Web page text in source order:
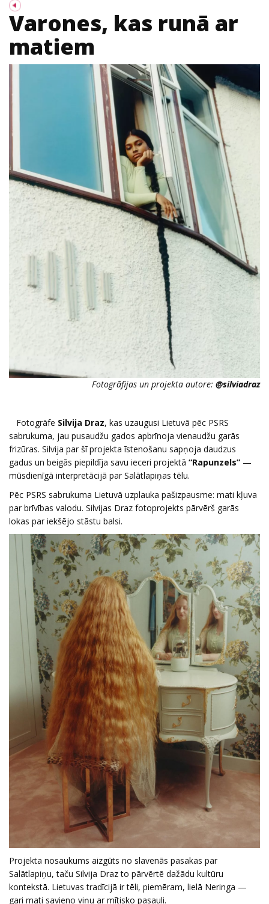
Varones, kas runā ar
matiem
Fotogrāfijas un projekta autore: @silviadraz
Fotogrāfe Silvija Draz, kas uzaugusi Lietuvā pēc PSRS
sabrukuma, jau pusaudžu gados apbrīnoja vienaudžu garās
frizūras. Silvija par šī projekta īstenošanu sapņoja daudzus
gadus un beigās piepildīja savu ieceri projektā “Rapunzels” —
mūsdienīgā interpretācijā par Salātlapiņas tēlu.
Pēc PSRS sabrukuma Lietuvā uzplauka pašizpausme: mati kļuva
par brīvības valodu. Silvijas Draz fotoprojekts pārvērš garās
lokas par iekšējo stāstu balsi.
Projekta nosaukums aizgūts no slavenās pasakas par
Salātlapiņu, taču Silvija Draz to pārvērtē dažādu kultūru
kontekstā. Lietuvas tradīcijā ir tēli, piemēram, lielā Neringa —
gari mati savieno viņu ar mītisko pasauli.